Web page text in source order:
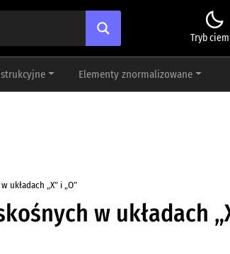
Tryb
Elementy znormalizowane
układach „X” i „O”
w układach